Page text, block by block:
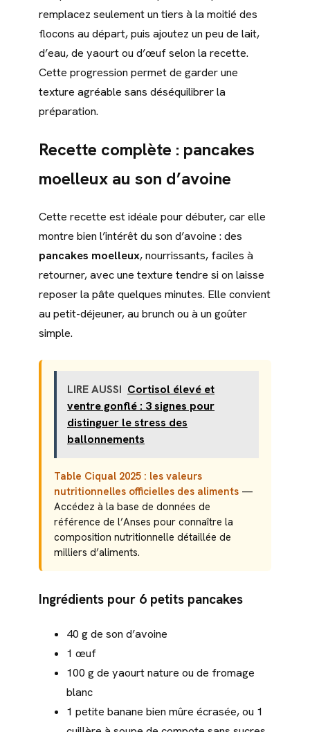
remplacez seulement un tiers à la moitié des
flocons au départ, puis ajoutez un peu de lait,
d’eau, de yaourt ou d’œuf selon la recette.
Cette progression permet de garder une
texture agréable sans déséquilibrer la
préparation.
Recette complète : pancakes
moelleux au son d’avoine
Cette recette est idéale pour débuter, car elle
montre bien l’intérêt du son d’avoine : des
pancakes moelleux, nourrissants, faciles à
retourner, avec une texture tendre si on laisse
reposer la pâte quelques minutes. Elle convient
au petit-déjeuner, au brunch ou à un goûter
simple.
LIRE AUSSI Cortisol élevé et
ventre gonflé : 3 signes pour
distinguer le stress des
ballonnements
Table Ciqual 2025 : les valeurs
nutritionnelles officielles des aliments —
Accédez à la base de données de
référence de l’Anses pour connaître la
composition nutritionnelle détaillée de
milliers d’aliments.
Ingrédients pour 6 petits pancakes
40 g de son d’avoine
1 œuf
100 g de yaourt nature ou de fromage
blanc
1 petite banane bien mûre écrasée, ou 1